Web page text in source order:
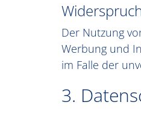
Der Nutzung
Werbung und
im Falle der
3.